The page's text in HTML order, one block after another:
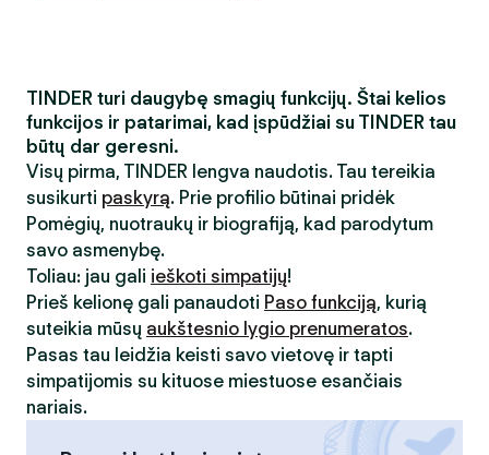
TINDER turi daugybę smagių funkcijų. Štai kelios
funkcijos ir patarimai, kad įspūdžiai su TINDER tau
būtų dar geresni.
Visų pirma, TINDER lengva naudotis. Tau tereikia
susikurti paskyrą. Prie profilio būtinai pridėk
Pomėgių, nuotraukų ir biografiją, kad parodytum
savo asmenybę.
Toliau: jau gali ieškoti simpatijų!
Prieš kelionę gali panaudoti Paso funkciją, kurią
suteikia mūsų aukštesnio lygio prenumeratos.
Pasas tau leidžia keisti savo vietovę ir tapti
simpatijomis su kituose miestuose esančiais
nariais.